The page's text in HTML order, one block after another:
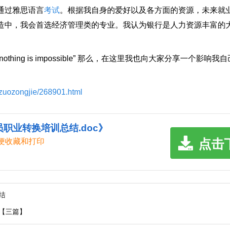
过雅思语言考试。根据我自身的爱好以及各方面的资源，未来就
，我会首选经济管理类的专业。我认为银行是人力资源丰富的
is impossible” 那么，在这里我也向大家分享一个影响我自
268901.html
业转换培训总结.doc》
收藏和打印 点击
三篇】